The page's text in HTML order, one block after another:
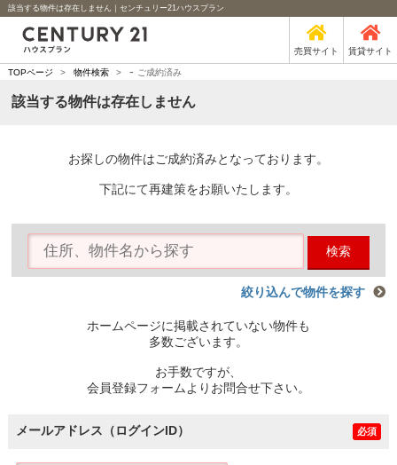
該当する物件は存在しません｜センチュリー21ハウスプラン
売買サイト 賃貸サイト
TOPページ > 物件検索 > - ご成約済み
該当する物件は存在しません
お探しの物件はご成約済みとなっております。
下記にて再建策をお願いたします。
検索
絞り込んで物件を探す
ホームページに掲載されていない物件も
多数ございます。
お手数ですが、
会員登録フォームよりお問合せ下さい。
メールアドレス（ログインID） 必須